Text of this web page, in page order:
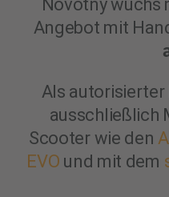
Novotny wuchs
Angebot mit
Als
ausschließlich
Scooter wie den
EVO und mit dem